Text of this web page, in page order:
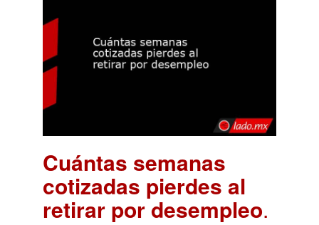
Cuántas semanas
cotizadas pierdes al
retirar por desempleo.